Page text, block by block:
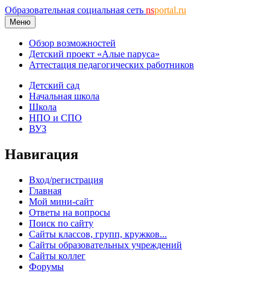
Образовательная социальная сеть nsportal.ru
Меню
Обзор возможностей
Детский проект «Алые паруса»
Аттестация педагогических работников
Детский сад
Начальная школа
Школа
НПО и СПО
ВУЗ
Навигация
Вход/регистрация
Главная
Мой мини-сайт
Ответы на вопросы
Поиск по сайту
Сайты классов, групп, кружков...
Сайты образовательных учреждений
Сайты коллег
Форумы